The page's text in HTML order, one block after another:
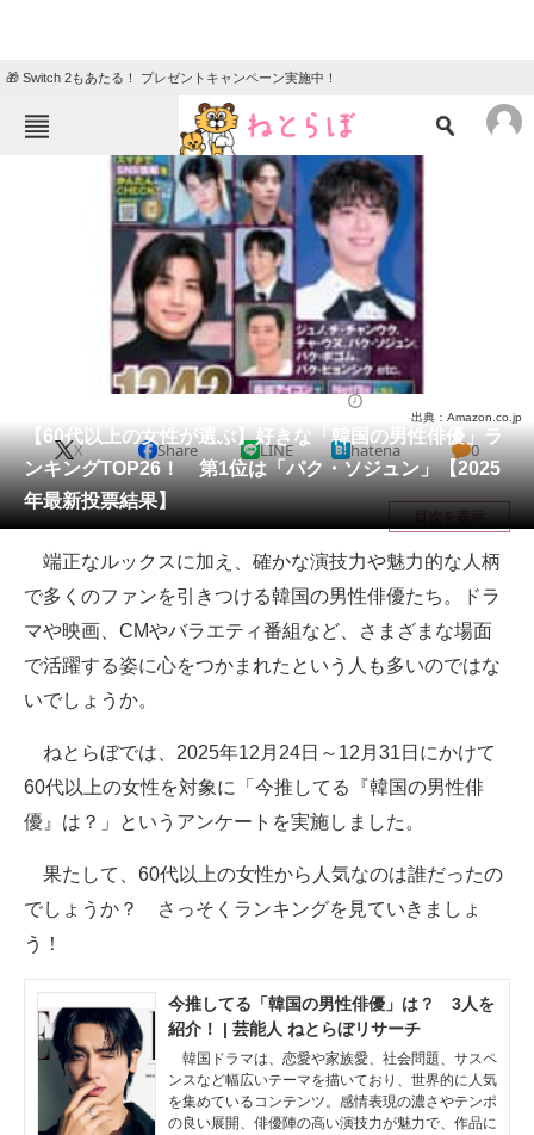
🎁 Switch 2もあたる！ プレゼントキャンペーン実施中！
ねとらぼメニュー
ニュース
クイズ
地域
教育・育児
リサーチ
会員記事
メディア
注目記事を集めた総合ページ
ITの今と未来を見通す
スマホと通信の最新トレンド
ビジネスと働き方のヒント
マーケ×ITの今がよく分かる
ITエンジニア向け専門サイト
企業向けIT製品の総合サイト
【60代以上の女性が選ぶ】好きな「韓国の男性俳優」ラ
ンキングTOP26！ 第1位は「パク・ソジュン」【2025
年最新投票結果】
出典：Amazon.co.jp
X Share LINE hatena 0
目次を表示
端正なルックスに加え、確かな演技力や魅力的な人柄
で多くのファンを引きつける韓国の男性俳優たち。ドラ
マや映画、CMやバラエティ番組など、さまざまな場面
で活躍する姿に心をつかまれたという人も多いのではな
いでしょうか。
ねとらぼでは、2025年12月24日～12月31日にかけて
60代以上の女性を対象に「今推してる『韓国の男性俳
優』は？」というアンケートを実施しました。
果たして、60代以上の女性から人気なのは誰だったの
でしょうか？ さっそくランキングを見ていきましょ
う！
今推してる「韓国の男性俳優」は？ 3人を
紹介！ | 芸能人 ねとらぼリサーチ
韓国ドラマは、恋愛や家族愛、社会問題、サスペ
ンスなど幅広いテーマを描いており、世界的に人気
を集めているコンテンツ。感情表現の濃さやテンポ
の良い展開、俳優陣の高い演技力が魅力で、作品に